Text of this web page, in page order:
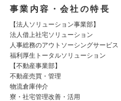
事業内容・会社の特長
【法人ソリューション事業部】
法人借上社宅ソリューション
人事総務のアウトソーシングサービス
福利厚生トータルソリューション
【不動産事業部】
不動産売買・管理
物流倉庫仲介
寮・社宅管理改善・活用